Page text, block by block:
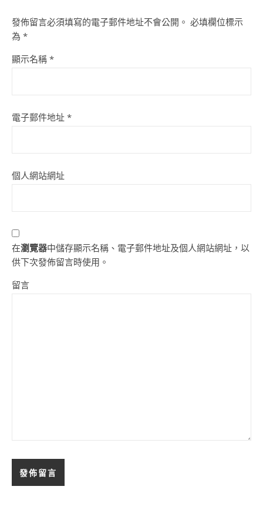
發佈留言必須填寫的電子郵件地址不會公開。 必填欄位標示
為 *
顯示名稱 *
電子郵件地址 *
個人網站網址
在瀏覽器中儲存顯示名稱、電子郵件地址及個人網站網址，以
供下次發佈留言時使用。
留言